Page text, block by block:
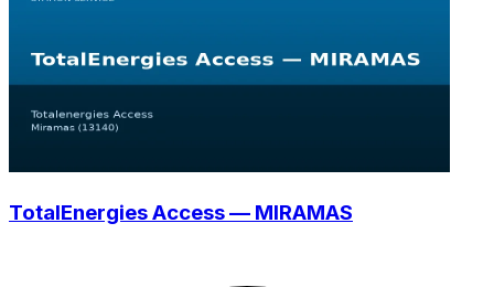
TotalEnergies Access — MIRAMAS